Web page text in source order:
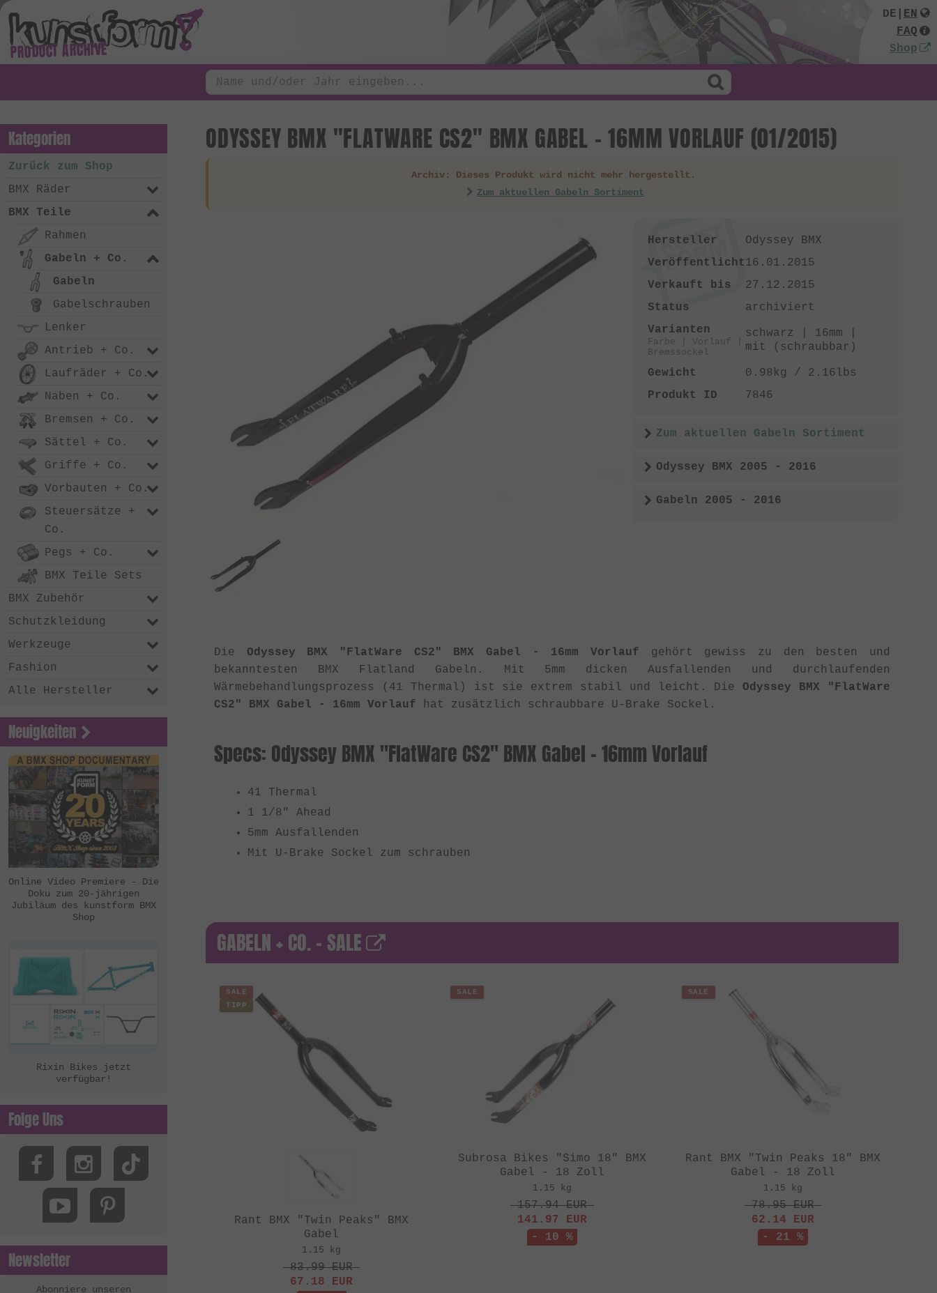
PRODUCT ARCHIVE
DE
EN
FAQ
Shop
ODYSSEY BMX "FLATWARE CS2" BMX GABEL - 16MM VORLAUF (01/2015)
Archiv: Dieses Produkt wird nicht mehr hergestellt.
Zum aktuellen Gabeln Sortiment
Hersteller
Odyssey BMX
Veröffentlicht16.01.2015
Verkauft bis
27.12.2015
Status
archiviert
Varianten
Farbe | Vorlauf |
Bremssockel
schwarz | 16mm |
mit (schraubbar)
Gewicht
0.98kg / 2.16lbs
Produkt ID
7846
Zum aktuellen Gabeln Sortiment
Odyssey BMX 2005 - 2016
Gabeln 2005 - 2016
Die Odyssey BMX "FlatWare CS2" BMX Gabel - 16mm Vorlauf gehört gewiss zu den besten und
bekanntesten BMX Flatland Gabeln. Mit 5mm dicken Ausfallenden und durchlaufenden
Wärmebehandlungsprozess (41 Thermal) ist sie extrem stabil und leicht. Die Odyssey BMX "FlatWare
CS2" BMX Gabel - 16mm Vorlauf hat zusätzlich schraubbare U-Brake Sockel.
Specs: Odyssey BMX "FlatWare CS2" BMX Gabel - 16mm Vorlauf
41 Thermal
1 1/8" Ahead
5mm Ausfallenden
Mit U-Brake Sockel zum schrauben
GABELN + CO. - SALE
SALE
TIPP
Rant BMX "Twin Peaks" BMX
Gabel
1.15 kg
83.99EUR
67.18 EUR
SALE
Subrosa Bikes "Simo 18" BMX
Gabel - 18 Zoll
1.15 kg
157.94EUR
141.97 EUR
- 10 %
SALE
Rant BMX "Twin Peaks 18" BMX
Gabel - 18 Zoll
1.15 kg
78.95EUR
62.14 EUR
- 21 %
Kategorien
Zurück zum Shop
BMX Räder
BMX Teile
Rahmen
Gabeln + Co.
Gabeln
Gabelschrauben
Lenker
Antrieb + Co.
Laufräder + Co.
Naben + Co.
Bremsen + Co.
Sättel + Co.
Griffe + Co.
Vorbauten + Co.
Steuersätze +
Co.
Pegs + Co.
BMX Teile Sets
BMX Zubehör
Schutzkleidung
Werkzeuge
Fashion
Alle Hersteller
Neuigkeiten
Online Video Premiere - Die
Doku zum 20-jährigen
Jubiläum des kunstform BMX
Shop
Rixin Bikes jetzt
verfügbar!
Folge Uns
Newsletter
Abonniere unseren